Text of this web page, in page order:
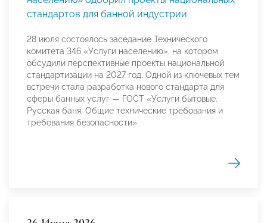
стандартов для банной индустрии
28 июля состоялось заседание Технического
комитета 346 «Услуги населению», на котором
обсудили перспективные проекты национальной
стандартизации на 2027 год. Одной из ключевых тем
встречи стала разработка нового стандарта для
сферы банных услуг — ГОСТ «Услуги бытовые.
Русская баня. Общие технические требования и
требования безопасности».